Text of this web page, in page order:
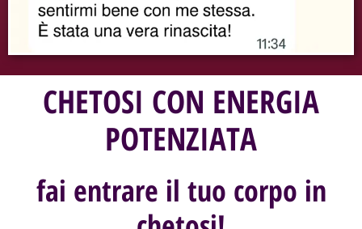
CHETOSI CON ENERGIA
POTENZIATA
fai entrare il tuo corpo in